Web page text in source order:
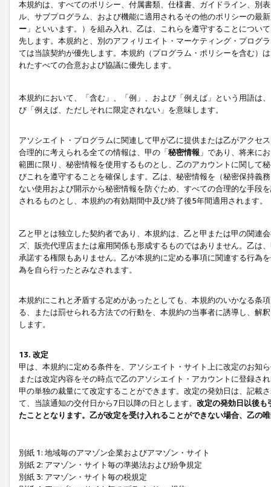
本規約は、すべてのポリシー、付属書類、仕様書、ガイドライン、別
ル、サブプログラム、および機能に適用されるその他のポリシーの最
ー 」といいます。）を組み入れ、乙は、これらを遵守することにつ
先します。本規約と、別のアフィリエイト・マーケティング・プログ
ては当該契約が優先します。本規約（プログラム・ポリシーを含む）
れたすべての合意および協議に優先します。
本規約において、「含む」、「例」、および「例えば」という用語は
び「例えば、ただしそれに限定されない」を意味します。
アソシエイト・プログラムに関連して甲が乙に提供または乙がアクセ
合理的に考えられる全ての情報は、甲の「秘密情報 」であり、将来に
範囲に限り、秘密情報を使用するものとし、乙のアカウントに関して
びこれを遵守することを確保します。乙は、秘密情報を（秘密保持義
ない使用および開示から秘密情報を防ぐため、すべての合理的な手段
されるものとし、本規約の有効期間中及び終了後5年間適用されます。
乙と甲とは独立した契約者であり、本規約は、乙と甲または甲の関連
ズ、販売代理店または雇用関係も形成するものではありません。乙は
承諾する権限もありません。乙が本規約に定める事項に関連する行為
為を自ら行ったとみなされます。
本規約にこれと矛盾する定めがあったとしても、本規約のいかなる条
る、または罰せられる方法での行動を、本規約の当事者に誘導し、解
します。
13. 改定
甲は、本規約に定める条件を、アソシエイト・サイト上に改定のお知
または改定内容をその時点で乙のアソシエイト・アカウントに登録さ
甲の単独の裁量にて改定することができます。改定の発効日は、記載
て、当該通知の交付日から7日以降の日とします。 改定の発効日以後も
たこととなります。乙が改定を受け入れることができない場合、乙の
別紙 1: 地域毎のアマゾン企業およびアマゾン・サイト
別紙 2: アマゾン・サイト毎の準拠法および紛争規定
別紙 3: アマゾン・サイト毎の税規定